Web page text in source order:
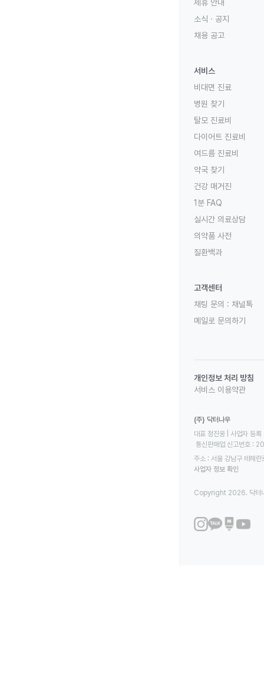
제휴 안내
소식 · 공지
채용 공고
서비스
비대면 진료
병원 찾기
탈모 진료비
다이어트 진료비
여드름 진료비
약국 찾기
건강 매거진
1분 FAQ
실시간 의료상담
의약품 사전
질환백과
고객센터
채팅 문의 : 채널톡
메일로 문의하기
개인정보 처리 방침
서비스 이용약관
(주) 닥터나우
대표 정진웅 | 사업자
통신판매업 신고번호
주소 : 서울 강남구 테헤
사업자 정보 확인
Copyright 2026. 닥터